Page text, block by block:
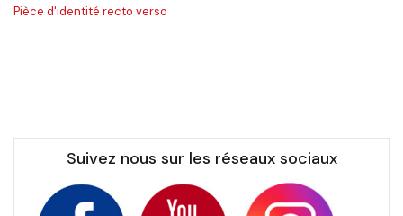
Pièce d'identité recto verso
Suivez nous sur les réseaux sociaux